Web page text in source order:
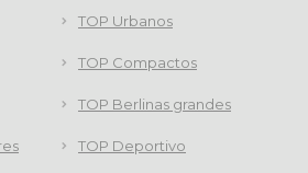
TOP Urbanos
TOP Compactos
TOP Berlinas grandes
TOP Deportivo